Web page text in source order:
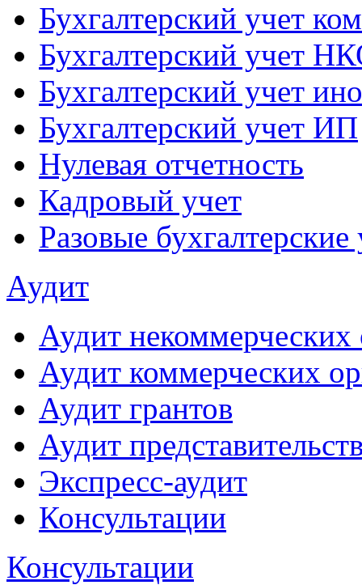
Бухгалтерский учет
Бухгалтерский учет
Бухгалтерский учет
Бухгалтерский учет ИП
Нулевая отчетность
Кадровый учет
Разовые бухгалтерские
Аудит
Аудит некоммерческих
Аудит коммерческих
Аудит грантов
Аудит
Экспресс-аудит
Консультации
Консультации